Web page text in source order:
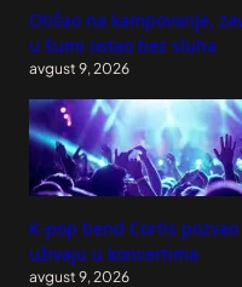
Otišao na kampovanje,
u šumi ostao bez sluha
avgust 9, 2026
K-pop bend Cortis
uživaju u koncertima
avgust 9, 2026